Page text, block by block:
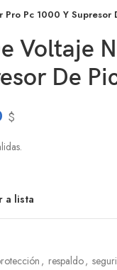
Pc 1000 Y Supresor
Voltaje
De
$
a lista
, respaldo,